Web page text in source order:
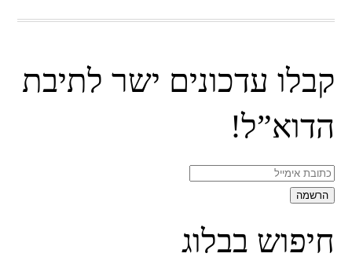
קבלו עדכונים ישר לתיבת
הדוא”ל!
חיפוש בבלוג